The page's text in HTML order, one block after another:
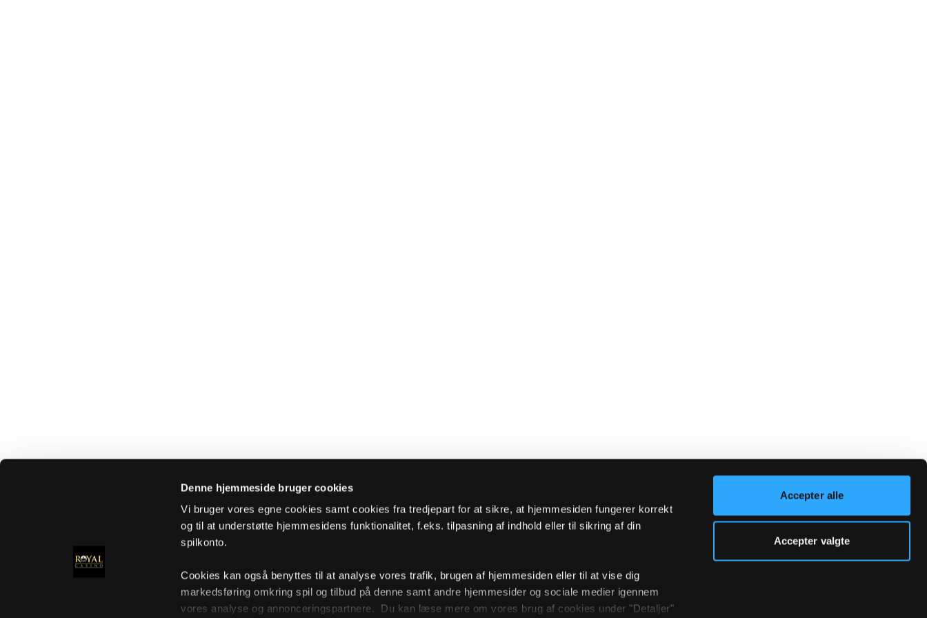
Denne hjemmeside bruger cookies
Vi bruger vores egne cookies samt cookies fra tredjepart for at sikre, at hjemmesiden fungerer korrekt
og til at understøtte hjemmesidens funktionalitet, f.eks. tilpasning af indhold eller til sikring af din
spilkonto.
Cookies kan også benyttes til at analyse vores trafik, brugen af hjemmesiden eller til at vise dig
markedsføring omkring spil og tilbud på denne samt andre hjemmesider og sociale medier igennem
vores analyse og annonceringspartnere. Du kan læse mere om vores brug af cookies under "Detaljer"
Accepter alle
Accepter valgte